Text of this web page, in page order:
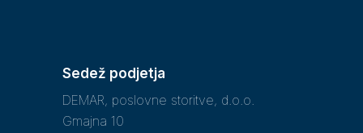
Sedež podjetja
DEMAR, poslovne storitve, d.o.o.
Gmajna 10